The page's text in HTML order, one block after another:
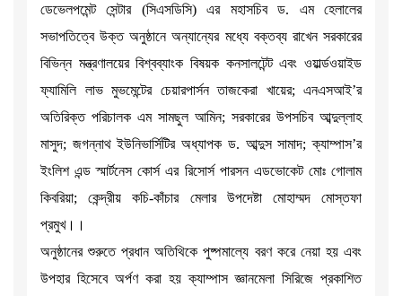
ডেভেলপমেন্ট সেন্টার (সিএসডিসি) এর মহাসচিব ড. এম হেলালের
সভাপতিত্বে উক্ত অনুষ্ঠানে অন্যান্যের মধ্যে বক্তব্য রাখেন সরকারের
বিভিন্ন মন্ত্রণালয়ের বিশ্বব্যাংক বিষয়ক কনসালটেন্ট এবং ওয়ার্ল্ডওয়াইড
ফ্যামিলি লাভ মুভমেন্টের চেয়ারপার্সন তাজকেরা খায়ের; এনএসআই’র
অতিরিক্ত পরিচালক এম সামছুল আমিন; সরকারের উপসচিব আব্দুল্লাহ
মাসুদ; জগন্নাথ ইউনিভার্সিটির অধ্যাপক ড. আব্দুস সামাদ; ক্যাম্পাস’র
ইংলিশ এন্ড স্মার্টনেস কোর্স এর রিসোর্স পারসন এডভোকেট মোঃ গোলাম
কিবরিয়া; কেন্দ্রীয় কচি-কাঁচার মেলার উপদেষ্টা মোহাম্মদ মোস্তফা
প্রমুখ।।
অনুষ্ঠানের শুরুতে প্রধান অতিথিকে পুষ্পমাল্যে বরণ করে নেয়া হয় এবং
উপহার হিসেবে অর্পণ করা হয় ক্যাম্পাস জ্ঞানমেলা সিরিজে প্রকাশিত